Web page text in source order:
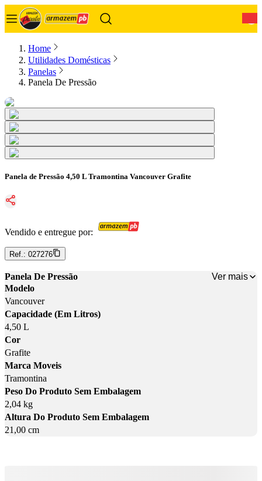
Home
Utilidades Domésticas
Panelas
Panela De Pressão
Panela de Pressão 4,50 L Tramontina Vancouver Grafite
Vendido e entregue por:
Ref.: 027276
Panela De Pressão
Ver mais
Modelo
Vancouver
Capacidade (Em Litros)
4,50 L
Cor
Grafite
Marca Moveis
Tramontina
Peso Do Produto Sem Embalagem
2,04 kg
Altura Do Produto Sem Embalagem
21,00 cm